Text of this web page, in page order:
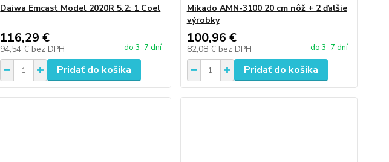
Daiwa Emcast Model 2020R 5.2: 1 Coel
116,29 €
94,54 € bez DPH do 3-7 dní
Pridať do košíka
Mikado AMN-3100 20 cm nôž + 2 ďalšie
výrobky
100,96 €
82,08 € bez DPH do 3-7 dní
Pridať do košíka